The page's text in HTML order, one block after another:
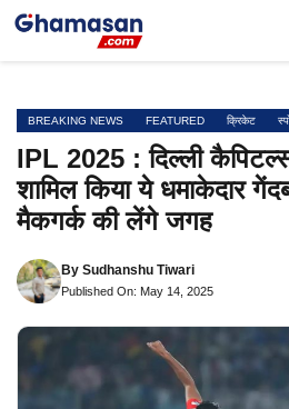
Skip
BREAKING NEWS FEATURED क्रिकेट
IPL 2025 : दिल्ली
शामिल किया ये धमाकेदार
मैकगर्क की लेंगे जगह
By Sudhanshu Tiwari
Published On: May 14, 2025